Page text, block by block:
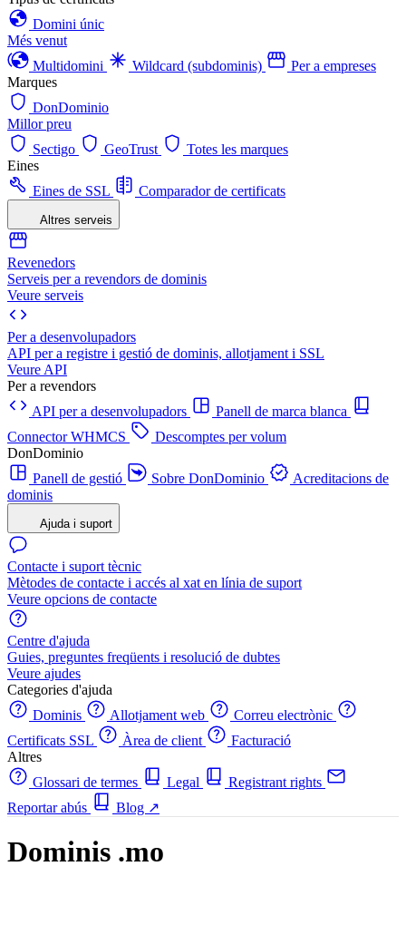
Domini únic
Més venut
Multidomini
Wildcard (subdominis)
Per a empreses
Marques
DonDominio
Millor preu
Sectigo
GeoTrust
Totes les marques
Eines
Eines de SSL
Comparador de certificats
Altres serveis
Revenedors
Serveis per a revendors de dominis
Veure serveis
Per a desenvolupadors
API per a registre i gestió de dominis, allotjament i SSL
Veure API
Per a revendors
API per a desenvolupadors
Panell de marca blanca
Connector WHMCS
Descomptes per volum
DonDominio
Panell de gestió
Sobre DonDominio
Acreditacions de
dominis
Ajuda i suport
Contacte i suport tècnic
Mètodes de contacte i accés al xat en línia de suport
Veure opcions de contacte
Centre d'ajuda
Guies, preguntes freqüents i resolució de dubtes
Veure ajudes
Categories d'ajuda
Dominis
Allotjament web
Correu electrònic
Certificats SSL
Àrea de client
Facturació
Altres
Glossari de termes
Legal
Registrant rights
Reportar abús
Blog ↗
Dominis .mo